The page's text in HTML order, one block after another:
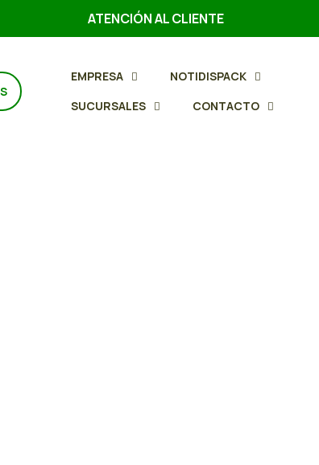
ATENCIÓN AL CLIENTE
EMPRESA
NOTIDISPACK
SUCURSALES
CONTACTO